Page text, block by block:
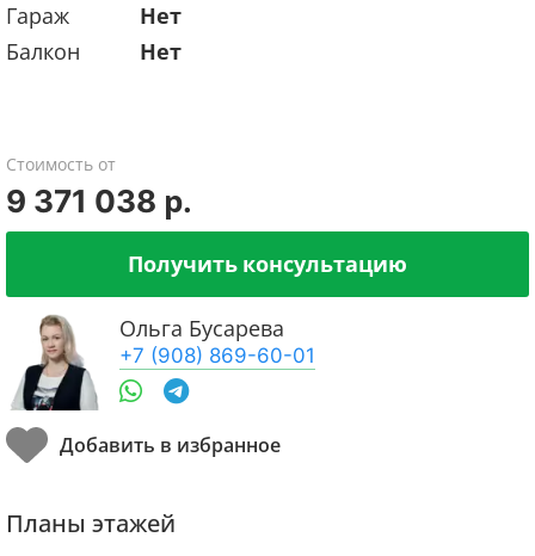
Гараж
Нет
Балкон
Нет
Стоимость от
9 371 038 р.
Получить консультацию
Ольга Бусарева
+7 (908) 869-60-01
Планы этажей